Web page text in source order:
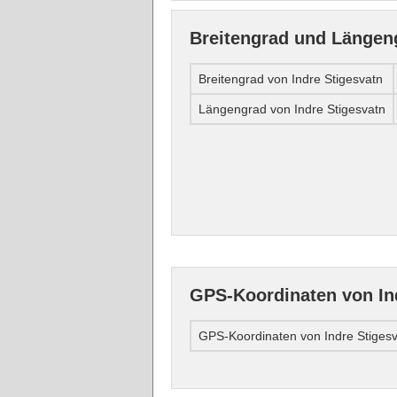
Breitengrad und
Breitengrad von Indre Stigesvatn
Längengrad von Indre Stigesvatn
GPS-Koordinaten von
GPS-Koordinaten von Indre